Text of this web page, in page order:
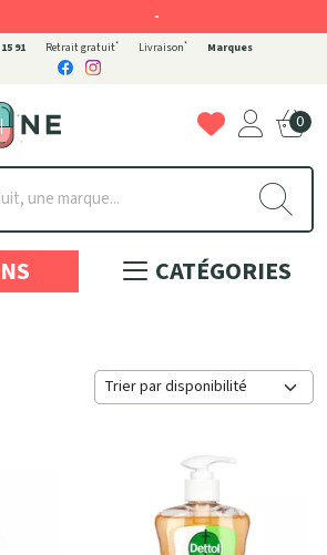
91 Retrait gratuit* Livraison* Marques
en ligne à votre service
0
CATÉGORIES